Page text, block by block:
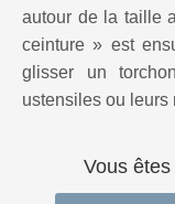
autour de la taille
ceinture » est
glisser un
ustensiles ou leurs
Vous